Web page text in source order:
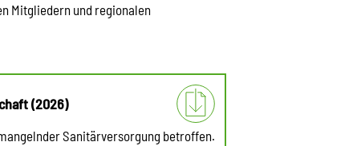
Mitgliedern und regionalen
(2026)
Sanitärversorgung betroffen.